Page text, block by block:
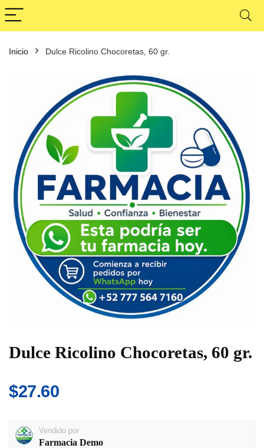
Inicio Dulce Ricolino Chocoretas, 60 gr.
Dulce Ricolino Chocoretas, 60 gr.
$27.60
Vendido por
Farmacia Demo